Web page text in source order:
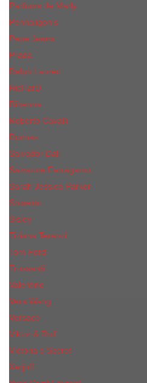
Parfums de Marly
Penhaligon's
Pepe Jeans
Prada
Ralph Lauren
RicHarD
Rihanna
Roberto Cavalli
Rochas
Salvador Dali
Salvatore Ferragamo
Sarah Jessica Parker
Shiseido
Sisley
Tiziana Terenzi
Tom Ford
Trussardi
Valentino
Vera Wang
Versace
Viktor & Rolf
Victoria s Secret
Xerjoff